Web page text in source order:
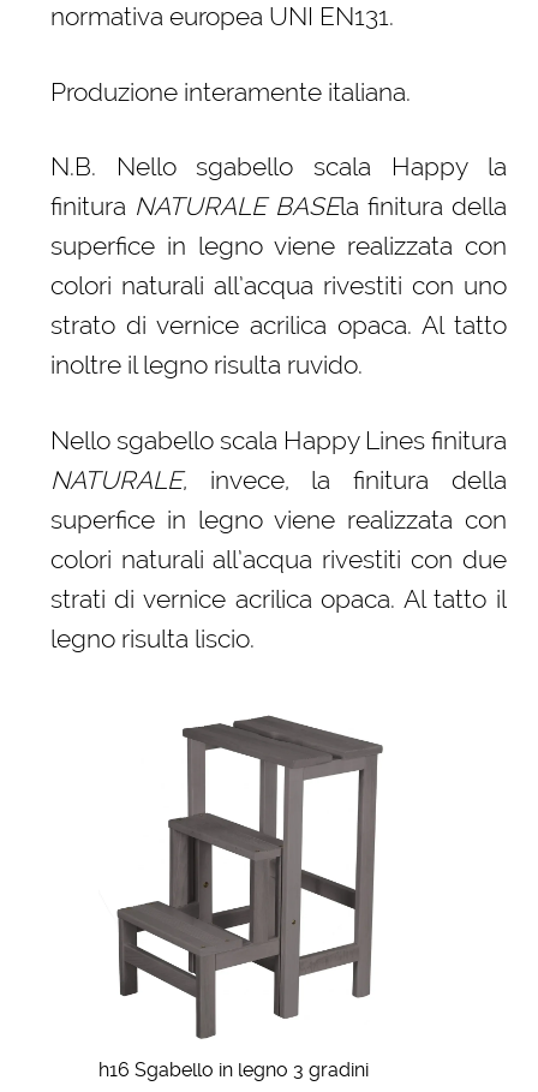
normativa europea UNI EN131.
Produzione interamente italiana.
N.B. Nello sgabello scala Happy la
finitura NATURALE BASEla finitura della
superfice in legno viene realizzata con
colori naturali all’acqua rivestiti con uno
strato di vernice acrilica opaca. Al tatto
inoltre il legno risulta ruvido.
Nello sgabello scala Happy Lines finitura
NATURALE, invece, la finitura della
superfice in legno viene realizzata con
colori naturali all’acqua rivestiti con due
strati di vernice acrilica opaca. Al tatto il
legno risulta liscio.
h16 Sgabello in legno 3 gradini